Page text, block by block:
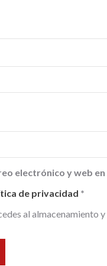
electrónico y web
de privacidad *
al almacenamiento